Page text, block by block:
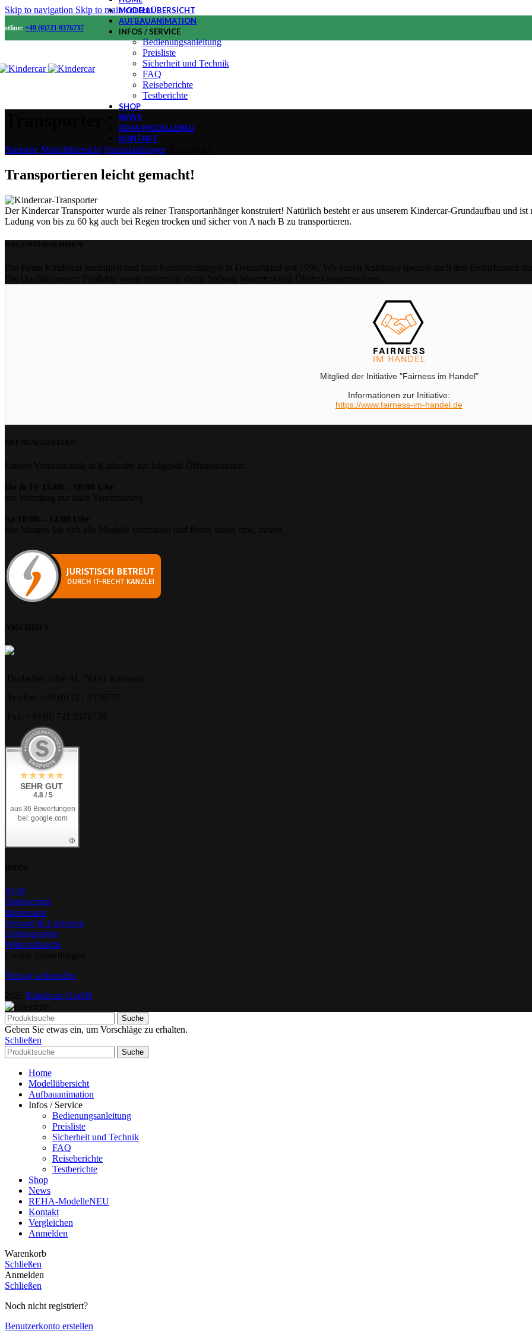
Skip to navigation Skip to main content
+49 (0)721 9376737
MODELLÜBERSICHT
AUFBAUANIMATION
INFOS / SERVICE
Bedienungsanleitung
Preisliste
Sicherheit und Technik
FAQ
Reiseberichte
Testberichte
SHOP
NEWS
REHA-MODELLENEU
KONTAKT
Startseite Modellübersicht Spezialanhänger/
Transportieren leicht gemacht!
Der Kindercar Transporter wurde als reiner Transportanhänger konstruiert! Natürlich besteht er aus unserem Kindercar-Grundaufbau und
Ladung von bis zu 60 kg auch bei Regen trocken und sicher von A nach B zu transportieren.
Mitglied der Initiative "Fairness im Handel"
Informationen zur Initiative:
https://www.fairness-im-handel.de
SEHR GUT
4.8 / 5
aus 36 Bewertungen
bei: google.com
AGB
Datenschutz
Impressum
Versand & Lieferung
Zahlungsarten
Widerrufsrecht
Vertrag widerrufen
Kindercar GmbH
Suche
Geben Sie etwas ein, um Vorschläge zu erhalten.
Schließen
Suche
Home
Modellübersicht
Aufbauanimation
Infos / Service
Bedienungsanleitung
Preisliste
Sicherheit und Technik
FAQ
Reiseberichte
Testberichte
Shop
News
REHA-ModelleNEU
Kontakt
Vergleichen
Anmelden
Warenkorb
Schließen
Anmelden
Schließen
Noch nicht registriert?
Benutzerkonto erstellen